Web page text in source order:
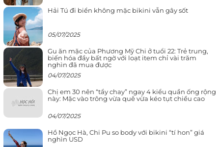
Hải Tú đi biển không mặc bikini vẫn gây sốt
05/07/2025
Gu ăn mặc của Phương Mỹ Chi ở tuổi 22: Trẻ trung,
biến hóa đầy bất ngờ với loạt item chỉ vài trăm
nghìn đã mua được
04/07/2025
Chị em 30 nên “tẩy chay” ngay 4 kiểu quần ống rộng
này: Mặc vào trông vừa quê vừa kéo tụt chiều cao
04/07/2025
Hồ Ngọc Hà, Chi Pu so body với bikini “tí hon” giá
nghìn USD